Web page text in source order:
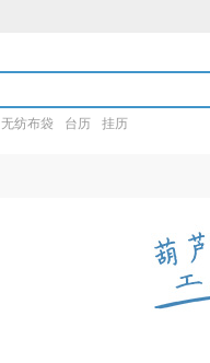
无纺布袋 台历 挂历